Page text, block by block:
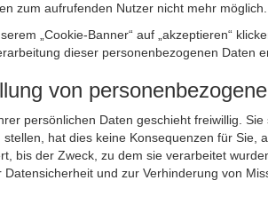
zum aufrufenden Nutzer nicht mehr möglich.
„Cookie-Banner“ auf „akzeptieren“
dieser personenbezogenen Daten
von
persönlichen Daten geschieht freiwillig.
stellen, hat dies keine Konsequenzen für
bis der Zweck, zu dem sie verarbeitet
und zur Verhinderung von